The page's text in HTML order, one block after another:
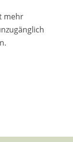
mehr